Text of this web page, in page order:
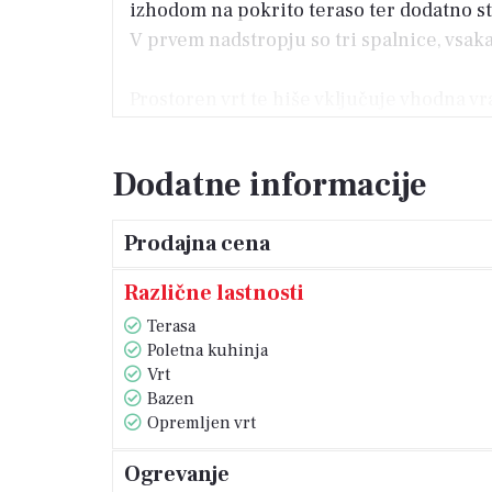
izhodom na pokrito teraso ter dodatno
V prvem nadstropju so tri spalnice,
Prostoren vrt te hiše vključuje vhodna
Ta luksuzna hiša ima velik potencial
Dodatne informacije
Prodajna cena
Različne lastnosti
Terasa
Poletna kuhinja
Vrt
Bazen
Opremljen vrt
Ogrevanje